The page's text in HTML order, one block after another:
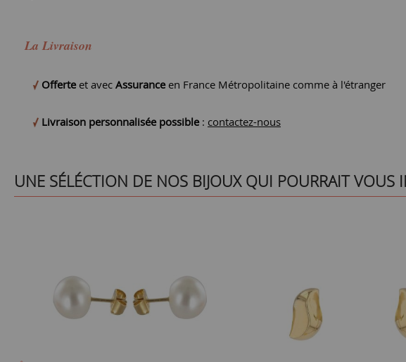
La Livraison
Offerteet avec Assuranceen France Métropolitaine comme à l'étranger
Livraison personnalisée possible : contactez-nous
UNE SÉLÉCTION DE NOS BIJOUX QUI POURRAIT VOUS